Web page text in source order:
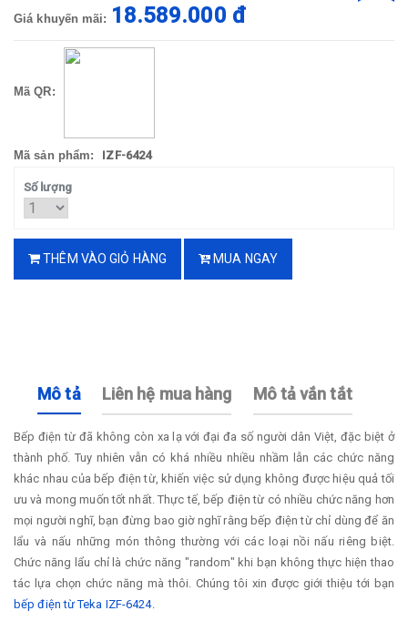
Giá khuyến mãi: 18.589.000 đ
Mã QR:
Mã sản phẩm: IZF-6424
Số lượng
THÊM VÀO GIỎ HÀNG MUA NGAY
Mô tả Liên hệ mua hàng Mô tả vắn tắt
Bếp điện từ đã không còn xa lạ với đại đa số người dân Việt, đặc biệt ở
thành phố. Tuy nhiên vẫn có khá nhiều nhiều nhầm lẫn các chức năng
khác nhau của bếp điện từ, khiến việc sử dụng không được hiệu quả tối
ưu và mong muốn tốt nhất. Thực tế, bếp điện từ có nhiều chức năng hơn
mọi người nghĩ, bạn đừng bao giờ nghĩ rằng bếp điện từ chỉ dùng để ăn
lẩu và nấu những món thông thường với các loại nồi nấu riêng biệt.
Chức năng lẩu chỉ là chức năng "random" khi bạn không thực hiện thao
tác lựa chọn chức năng mà thôi. Chúng tôi xin được giới thiệu tới bạn
bếp điện từ Teka IZF-6424.